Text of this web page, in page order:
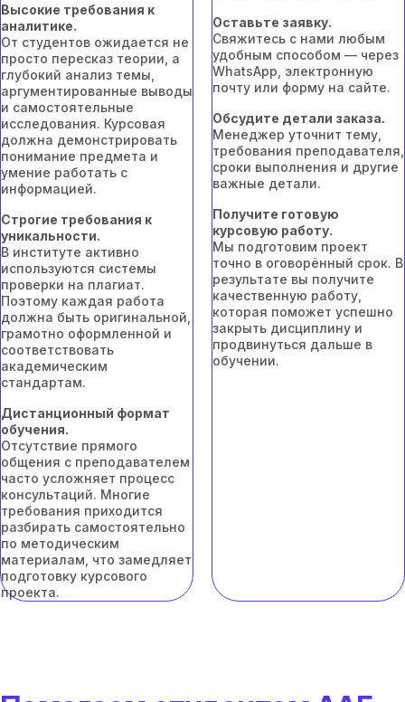
Высокие требования к
аналитике.
От студентов ожидается не
просто пересказ теории, а
глубокий анализ темы,
аргументированные выводы
и самостоятельные
исследования. Курсовая
должна демонстрировать
понимание предмета и
умение работать с
информацией.
Строгие требования к
уникальности.
В институте активно
используются системы
проверки на плагиат.
Поэтому каждая работа
должна быть оригинальной,
грамотно оформленной и
соответствовать
академическим
стандартам.
Дистанционный формат
обучения.
Отсутствие прямого
общения с преподавателем
часто усложняет процесс
консультаций. Многие
требования приходится
разбирать самостоятельно
по методическим
материалам, что замедляет
подготовку курсового
проекта.
Оставьте заявку.
Свяжитесь с нами любым
удобным способом — через
WhatsApp, электронную
почту или форму на сайте.
Обсудите детали заказа.
Менеджер уточнит тему,
требования преподавателя,
сроки выполнения и другие
важные детали.
Получите готовую
курсовую работу.
Мы подготовим проект
точно в оговорённый срок. В
результате вы получите
качественную работу,
которая поможет успешно
закрыть дисциплину и
продвинуться дальше в
обучении.